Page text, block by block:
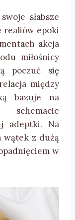
słabsze
realiów epoki
akcja
miłośnicy
poczuć się
między
bazuje na
schemacie
adeptki. Na
wątek z dużą
w